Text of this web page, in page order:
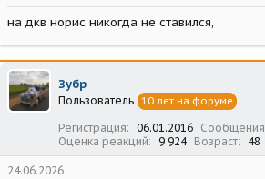
на дкв норис никогда не ставился,
Зубр
Пользователь 10 лет на форуме
Регистрация 06.01.2016 Сообщения
Оценка реакций
9 924 Возраст 48
24.06.2026